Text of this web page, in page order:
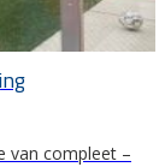
van compleet –